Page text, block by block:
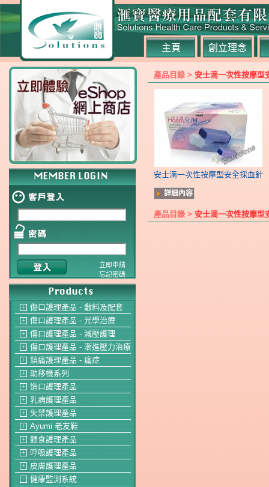
主頁 創立理念
立即申請
忘記密碼
＋ 傷口護理產品 - 敷料及配套
＋ 傷口護理產品 - 光學治療
＋ 傷口護理產品 - 減壓護理
＋ 傷口護理產品 - 漸進壓力治療
＋ 鎮痛護理產品 - 痛症
＋ 助移機系列
＋ 造口護理產品
＋ 乳病護理產品
＋ 失禁護理產品
＋ Ayumi 老友鞋
＋ 餵食護理產品
＋ 呼吸護理產品
＋ 皮膚護理產品
－ 健康監測系統
產品目錄 > 安士滴一次性按摩型
安士滴一次性按摩型安全採血針
詳細內容
產品目錄 > 安士滴一次性按摩型